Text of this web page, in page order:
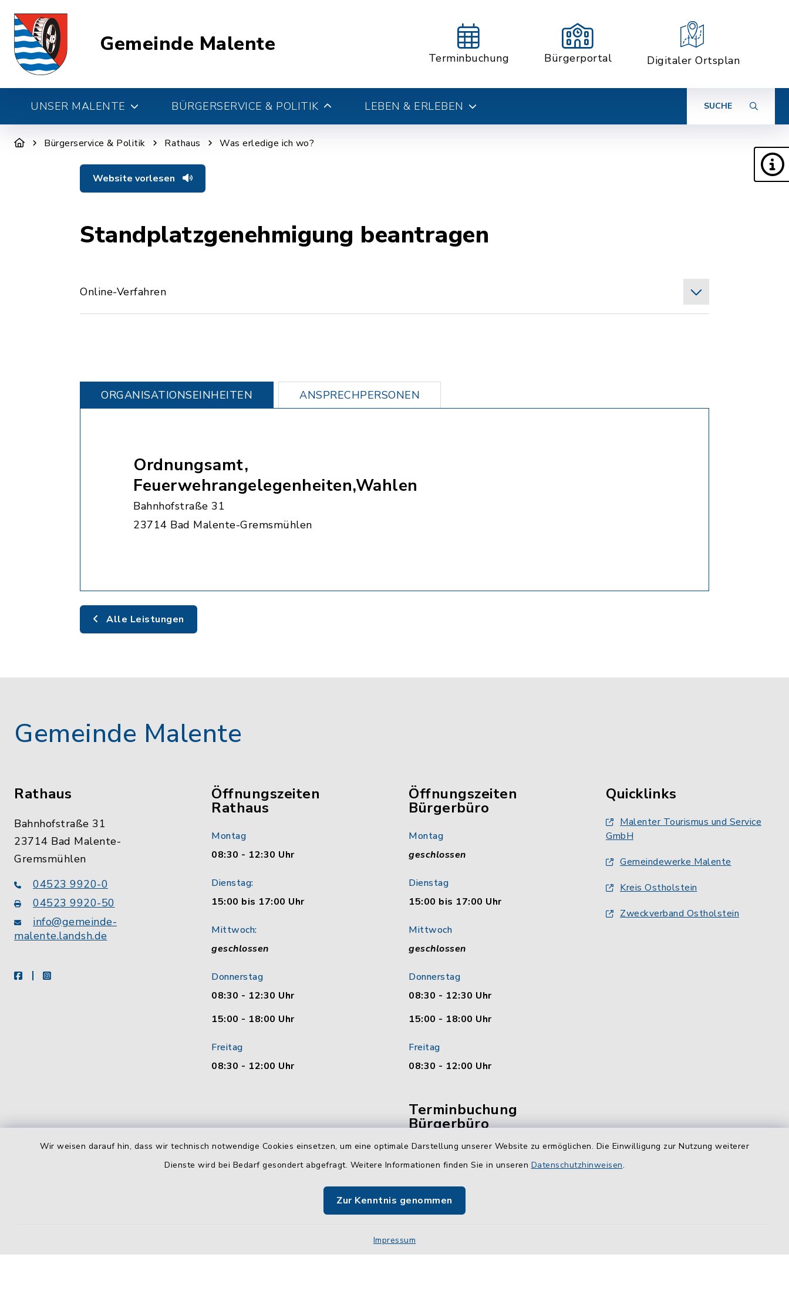
Wir weisen darauf hin, dass wir technisch notwendige Cookies einsetzen, um eine optimale Darstellung unserer Website zu ermöglichen. Die Einwilligung zur Nutzung weiterer
Dienste wird bei Bedarf gesondert abgefragt. Weitere Informationen finden Sie in unseren Datenschutzhinweisen.
Zur Kenntnis genommen
Impressum
Gemeinde Malente
Terminbuchung Bürgerportal Digitaler Ortsplan
UNSER MALENTE BÜRGERSERVICE & POLITIK LEBEN & ERLEBEN SUCHE
Bürgerservice & Politik Rathaus Was erledige ich wo?
Website vorlesen
Standplatzgenehmigung beantragen
Online-Verfahren
ORGANISATIONS­EINHEITEN ANSPRECHPERSONEN
Ordnungsamt,
Feuerwehrangelegenheiten,Wahlen
Bahnhofstraße 31
23714 Bad Malente-Gremsmühlen
Alle Leistungen
Gemeinde Malente
Rathaus
Bahnhofstraße 31
23714 Bad Malente-
Gremsmühlen
04523 9920-0
04523 9920-50
info@gemeinde-
malente.landsh.de
facebookinstagram
Öffnungszeiten
Rathaus
Montag
08:30 - 12:30 Uhr
Dienstag:
15:00 bis 17:00 Uhr
Mittwoch:
geschlossen
Donnerstag
08:30 - 12:30 Uhr
15:00 - 18:00 Uhr
Freitag
08:30 - 12:00 Uhr
Öffnungszeiten
Bürgerbüro
Montag
geschlossen
Dienstag
15:00 bis 17:00 Uhr
Mittwoch
geschlossen
Donnerstag
08:30 - 12:30 Uhr
15:00 - 18:00 Uhr
Freitag
08:30 - 12:00 Uhr
Terminbuchung
Bürgerbüro
Vereinbaren Sie hier bequem
online Ihren Termin für das
Jetzt Termin buchen
Quicklinks
Malenter Tourismus und Service
GmbH
Gemeindewerke Malente
Kreis Ostholstein
Zweckverband Ostholstein